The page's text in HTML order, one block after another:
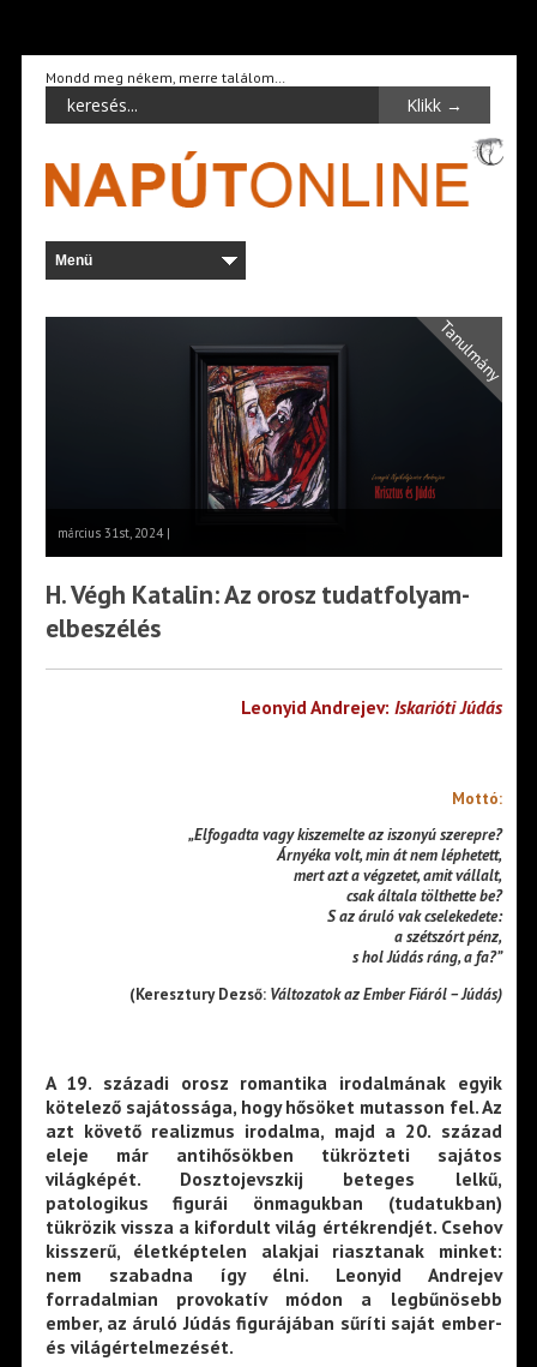
Mondd meg nékem, merre találom…
Tanulmány
március 31st, 2024 |
H. Végh Katalin: Az orosz tudatfolyam-
elbeszélés
Leonyid Andrejev: Iskarióti Júdás
Mottó:
„Elfogadta vagy kiszemelte az iszonyú szerepre?
Árnyéka volt, min át nem léphetett,
mert azt a végzetet, amit vállalt,
csak általa tölthette be?
S az áruló vak cselekedete:
a szétszórt pénz,
s hol Júdás ráng, a fa?”
(Keresztury Dezső: Változatok az Ember Fiáról – Júdás)
A 19. századi orosz romantika irodalmának egyik
kötelező sajátossága, hogy hősöket mutasson fel. Az
azt követő realizmus irodalma, majd a 20. század
eleje már antihősökben tükrözteti sajátos
világképét. Dosztojevszkij beteges lelkű,
patologikus figurái önmagukban (tudatukban)
tükrözik vissza a kifordult világ értékrendjét. Csehov
kisszerű, életképtelen alakjai riasztanak minket:
nem szabadna így élni. Leonyid Andrejev
forradalmian provokatív módon a legbűnösebb
ember, az áruló Júdás figurájában sűríti saját ember-
és világértelmezését.